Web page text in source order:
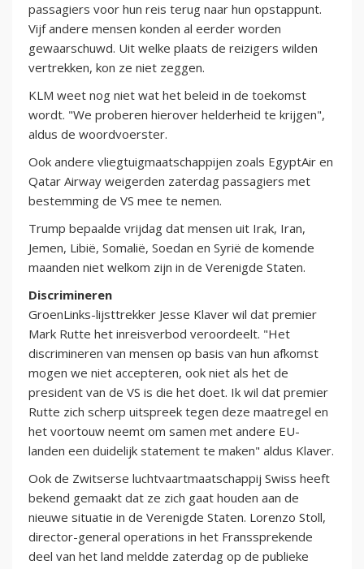
passagiers voor hun reis terug naar hun opstappunt.
Vijf andere mensen konden al eerder worden
gewaarschuwd. Uit welke plaats de reizigers wilden
vertrekken, kon ze niet zeggen.
KLM weet nog niet wat het beleid in de toekomst
wordt. "We proberen hierover helderheid te krijgen",
aldus de woordvoerster.
Ook andere vliegtuigmaatschappijen zoals EgyptAir en
Qatar Airway weigerden zaterdag passagiers met
bestemming de VS mee te nemen.
Trump bepaalde vrijdag dat mensen uit Irak, Iran,
Jemen, Libië, Somalië, Soedan en Syrië de komende
maanden niet welkom zijn in de Verenigde Staten.
Discrimineren
GroenLinks-lijsttrekker Jesse Klaver wil dat premier
Mark Rutte het inreisverbod veroordeelt. "Het
discrimineren van mensen op basis van hun afkomst
mogen we niet accepteren, ook niet als het de
president van de VS is die het doet. Ik wil dat premier
Rutte zich scherp uitspreek tegen deze maatregel en
het voortouw neemt om samen met andere EU-
landen een duidelijk statement te maken" aldus Klaver.
Ook de Zwitserse luchtvaartmaatschappij Swiss heeft
bekend gemaakt dat ze zich gaat houden aan de
nieuwe situatie in de Verenigde Staten. Lorenzo Stoll,
director-general operations in het Franssprekende
deel van het land meldde zaterdag op de publieke